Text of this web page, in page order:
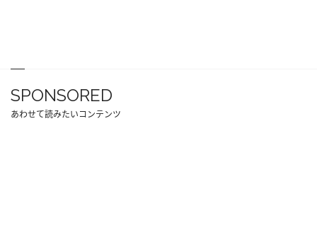
SPONSORED
あわせて読みたいコンテンツ